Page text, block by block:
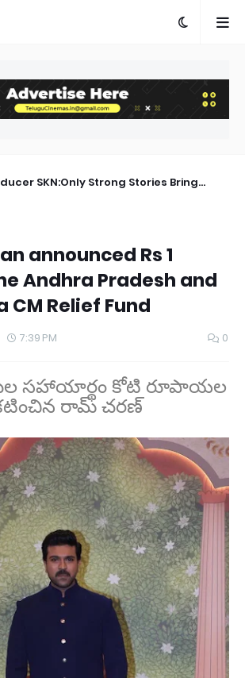
Producer SKN:Only Strong Stories Bring
Songs Lyrics
announced Rs 1
Andhra Pradesh and
CM Relief Fund
7:39 PM 0
స‌హాయార్థం కోటి రూపాయ‌ల
రామ్ చ‌ర‌ణ్‌